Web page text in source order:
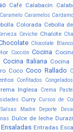
Café Calabacín
Caramelo Caramelos
Colorada Cebolla
Ceviche Chalote
Chocolate Blanco
Cocción Cocina
Cocina Italiana Cocina
Coco Coco Rallado
Confitados Congelados
Inglesa Crema
Curry Cursos de
Madre Deporte
Dulce de leche
Ensaladas Entradas